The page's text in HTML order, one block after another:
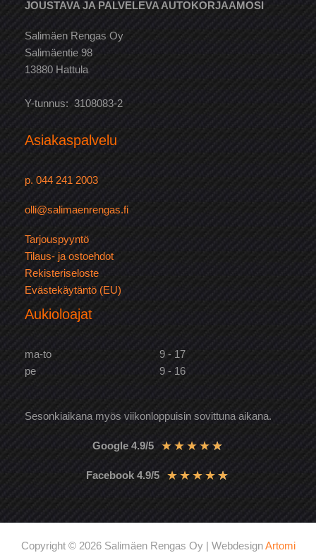
JOUSTAVA JA PALVELEVA AUTOKORJAAMOSI
Salimäen Rengas Oy
Salimäentie 98
13880 Hattula
Y-tunnus: 3108083-2
Asiakaspalvelu
p. 044 241 2003
olli@salimaenrengas.fi
Tarjouspyyntö
Tilaus- ja ostoehdot
Rekisteriseloste
Evästekäytäntö (EU)
Aukioloajat
ma-to
9 - 17
pe
9 - 16
Sesonkiaikana myös viikonloppuisin sovittuna aikana.
Google 4.9/5 ★ ★ ★ ★ ★
Facebook 4.9/5 ★ ★★ ★ ★
Copyright © 2026 Salimäen Rengas Oy | WebdesignArtomi